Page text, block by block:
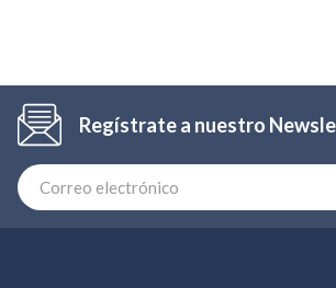
Regístrate a nuestro